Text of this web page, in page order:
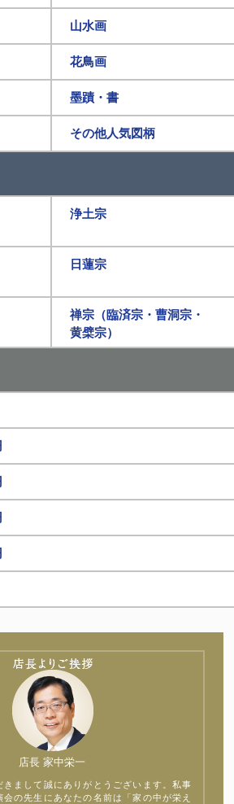
山水画
花鳥画
墨蹟・書
その他人気図柄
浄土宗
日蓮宗
禅宗（臨済宗・曹洞宗・
黄檗宗）
店長 家中栄一
きまして誠にありがとうございます。私事
の先生にあなたの名前は「家の中が栄え